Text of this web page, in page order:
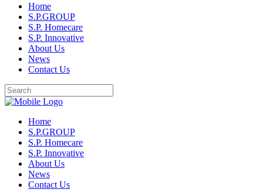
Home
S.P.GROUP
S.P. Homecare
S.P. Innovative
About Us
News
Contact Us
Home
S.P.GROUP
S.P. Homecare
S.P. Innovative
About Us
News
Contact Us